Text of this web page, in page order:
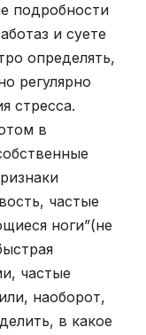
подробности
и суете
определять,
регулярно
стресса.
в
частые
ноги”(не
частые
наоборот,
в какое